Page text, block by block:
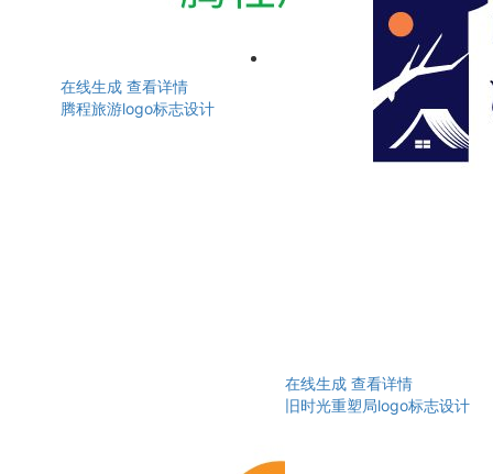
在线生成 查看详情
腾程旅游logo标志设计
在线生成 查看详情
旧时光重塑局logo标志设计